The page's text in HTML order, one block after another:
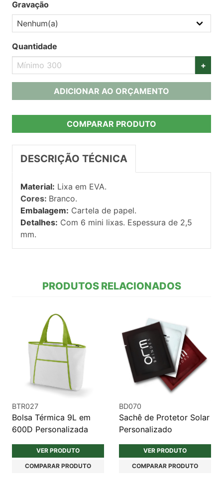
Gravação
Quantidade
+
ADICIONAR AO ORÇAMENTO
COMPARAR PRODUTO
DESCRIÇÃO TÉCNICA
Material: Lixa em EVA.
Cores: Branco.
Embalagem: Cartela de papel.
Detalhes: Com 6 mini lixas. Espessura de 2,5
mm.
PRODUTOS RELACIONADOS
BTR027
Bolsa Térmica 9L em
600D Personalizada
VER PRODUTO
COMPARAR PRODUTO
BD070
Sachê de Protetor Solar
Personalizado
VER PRODUTO
COMPARAR PRODUTO